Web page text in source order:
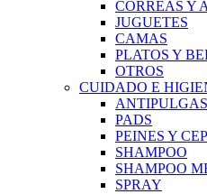
CORREAS Y
JUGUETES
CAMAS
PLATOS Y
OTROS
CUIDADO E
ANTIPULGAS
PADS
PEINES Y
SHAMPOO
SHAMPOO
SPRAY